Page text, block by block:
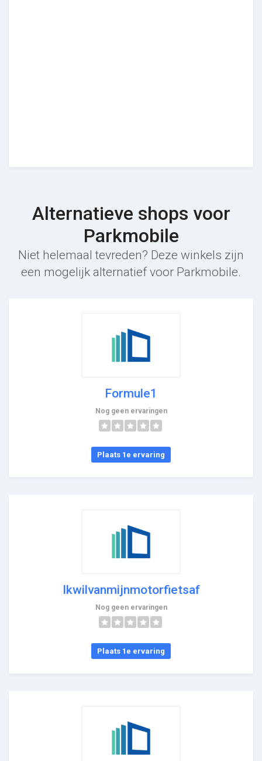
Alternatieve shops voor
Parkmobile
Niet helemaal tevreden? Deze winkels zijn
een mogelijk alternatief voor Parkmobile.
Formule1
Nog geen ervaringen
Plaats 1e ervaring
Ikwilvanmijnmotorfietsaf
Nog geen ervaringen
Plaats 1e ervaring